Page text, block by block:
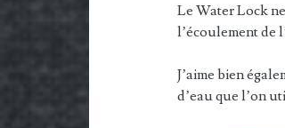
Le Water Lock
l’écoulement de
J’aime bien
d’eau que l’on